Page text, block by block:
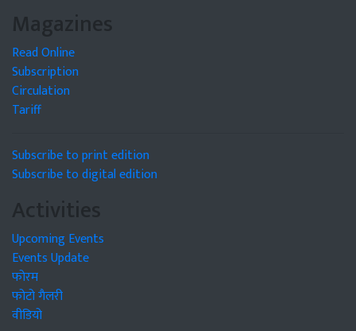
Magazines
Read Online
Subscription
Circulation
Tariff
Subscribe to print edition
Subscribe to digital edition
Activities
Upcoming Events
Events Update
फोरम
फोटो गैलरी
वीडियो